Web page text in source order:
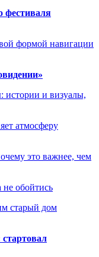
фестиваля
формой навигации
истории и визуалы,
атмосферу
это важнее, чем
не обойтись
старый дом